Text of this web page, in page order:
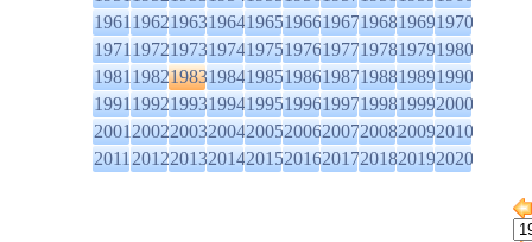
1961196219631964196519661967196819691970
1971197219731974197519761977197819791980
1981198219831984198519861987198819891990
1991199219931994199519961997199819992000
2001200220032004200520062007200820092010
2011201220132014201520162017201820192020